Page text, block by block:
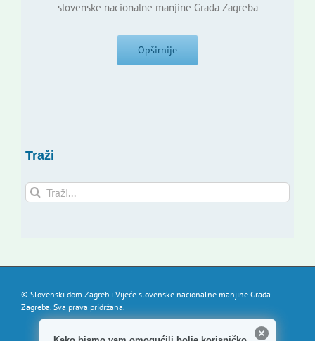
slovenske nacionalne manjine Grada Zagreba
Opširnije
Traži
Traži...
© Slovenski dom Zagreb i Vijeće slovenske nacionalne manjine Grada
Zagreba. Sva prava pridržana.